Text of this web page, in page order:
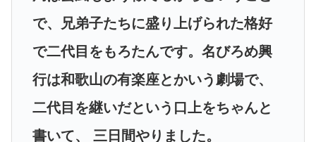
で、兄弟子たちに盛り上げられた格好
で二代目をもろたんです。名びろめ興
行は和歌山の有楽座とかいう劇場で、
二代目を継いだという口上をちゃんと
書いて、 三日間やりました。